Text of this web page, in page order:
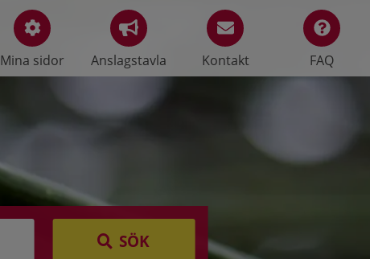
Mina sidor Anslagstavla Kontakt FAQ
SÖK